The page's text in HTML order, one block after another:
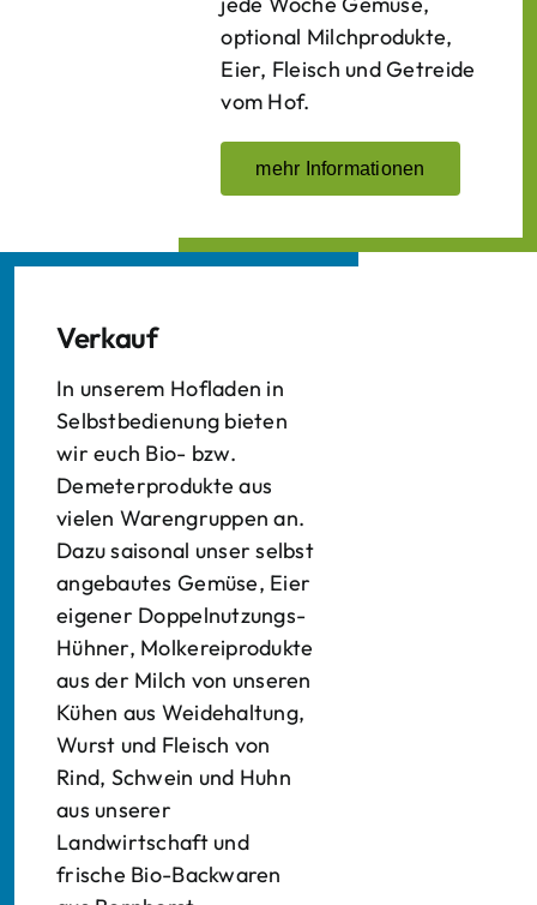
optional Milchprodukte,
Eier, Fleisch und Getreide
vom Hof.
mehr Informationen
Verkauf
In unserem Hofladen in
Selbstbedienung bieten
wir euch Bio- bzw.
Demeterprodukte aus
vielen Warengruppen an.
Dazu saisonal unser selbst
angebautes Gemüse, Eier
eigener Doppelnutzungs-
Hühner, Molkereiprodukte
aus der Milch von unseren
Kühen aus Weidehaltung,
Wurst und Fleisch von
Rind, Schwein und Huhn
aus unserer
Landwirtschaft und
frische Bio-Backwaren